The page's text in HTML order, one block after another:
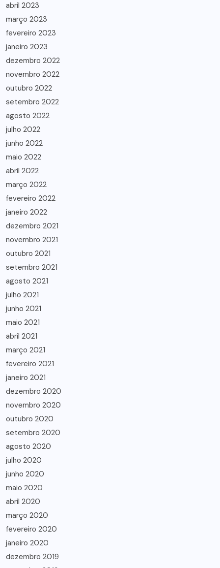
abril 2023
março 2023
fevereiro 2023
janeiro 2023
dezembro 2022
novembro 2022
outubro 2022
setembro 2022
agosto 2022
julho 2022
junho 2022
maio 2022
abril 2022
março 2022
fevereiro 2022
janeiro 2022
dezembro 2021
novembro 2021
outubro 2021
setembro 2021
agosto 2021
julho 2021
junho 2021
maio 2021
abril 2021
março 2021
fevereiro 2021
janeiro 2021
dezembro 2020
novembro 2020
outubro 2020
setembro 2020
agosto 2020
julho 2020
junho 2020
maio 2020
abril 2020
março 2020
fevereiro 2020
janeiro 2020
dezembro 2019